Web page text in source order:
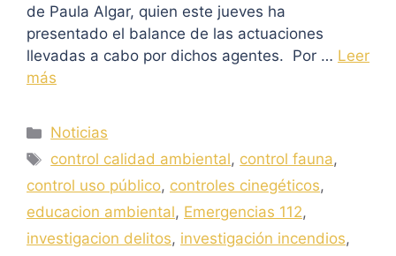
de Paula Algar, quien este jueves ha
presentado el balance de las actuaciones
llevadas a cabo por dichos agentes. Por … Leer
más
Categorías
Noticias
Etiquetas
control calidad ambiental, control fauna,
control uso público, controles cinegéticos,
educacion ambiental, Emergencias 112,
investigacion delitos, investigación incendios,